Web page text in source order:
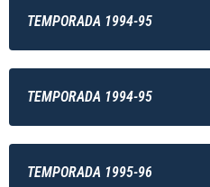
TEMPORADA 1994-95
TEMPORADA 1994-95
TEMPORADA 1995-96